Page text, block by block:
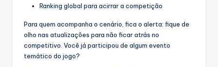
Ranking global para acirrar a competição
Para quem acompanha o cenário, fica o alerta: fique de
olho nas atualizações para não ficar atrás no
competitivo. Você já participou de algum evento
temático do jogo?